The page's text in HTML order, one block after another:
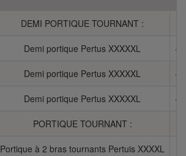
DEMI PORTIQUE TOURNANT :
Demi portique Pertus XXXXXL
Demi portique Pertus XXXXXL
Demi portique Pertus XXXXXL
PORTIQUE TOURNANT :
Portique à 2 bras tournants Pertuis XXXXL